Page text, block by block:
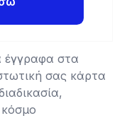
έγγραφα στα
σας κάρτα